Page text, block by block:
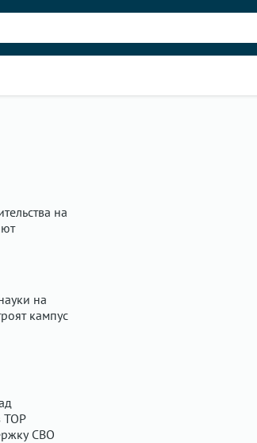
на
на
кампус
ТОР
СВО